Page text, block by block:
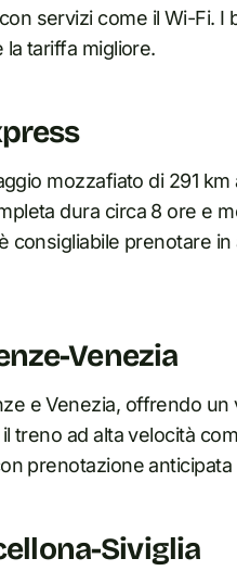
servizi come il Wi-Fi. I
tariffa migliore.
mozzafiato di 291
dura circa 8 ore e
consigliabile prenotare
Venezia
e Venezia, offrendo
treno ad alta velocità
prenotazione anticipata
Siviglia